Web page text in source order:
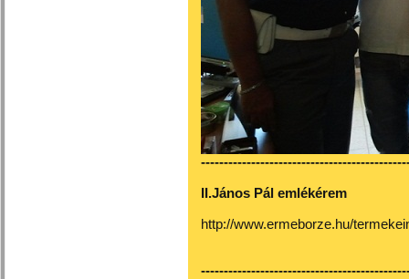
II.János Pál emlékérem
http://www.ermeborze.hu/